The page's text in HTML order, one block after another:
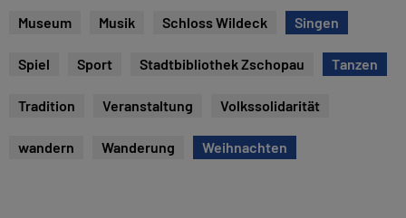
Museum Musik Schloss Wildeck Singen
Spiel Sport Stadtbibliothek Zschopau Tanzen
Tradition Veranstaltung Volkssolidarität
wandern Wanderung Weihnachten